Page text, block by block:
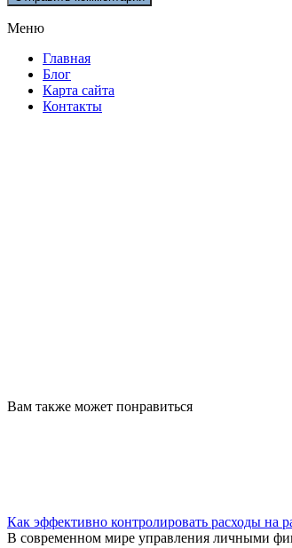
Меню
Главная
Блог
Карта сайта
Контакты
Вам также может понравиться
Как эффективно контролировать расходы на
В современном мире управления личными